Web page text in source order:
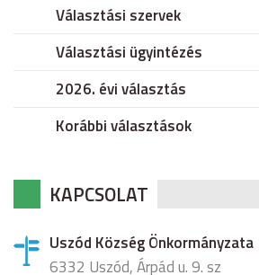
Választási szervek
Választási ügyintézés
2026. évi választás
Korábbi választások
KAPCSOLAT
Uszód Község Önkormányzata
6332 Uszód, Árpád u. 9. sz